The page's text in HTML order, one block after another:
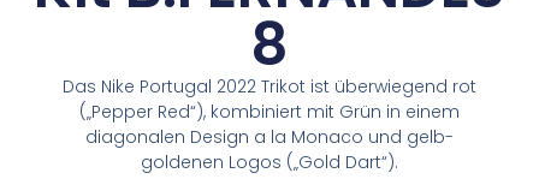
8
Das Nike Portugal 2022 Trikot ist überwiegend rot
(„Pepper Red“), kombiniert mit Grün in einem
diagonalen Design a la Monaco und gelb-
goldenen Logos („Gold Dart“).